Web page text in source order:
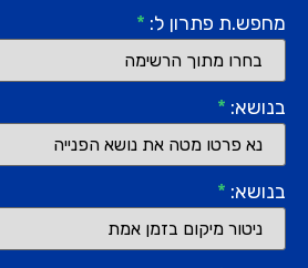
מחפש.ת פתרון ל: *
בנושא: *
בנושא: *